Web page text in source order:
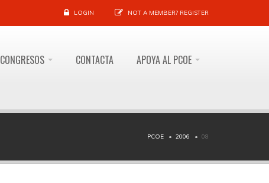
LOGIN NOT A MEMBER? REGISTER
CONGRESOS CONTACTA APOYA AL PCOE
PCOE 2006 08